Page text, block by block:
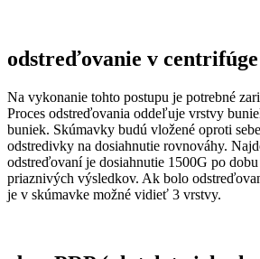
odstreďovanie v centrifúge
Na vykonanie tohto postupu je potrebné
Proces odstreďovania oddeľuje vrstvy
buniek. Skúmavky budú vložené oproti
odstredivky na dosiahnutie rovnováhy.
odstreďovaní je dosiahnutie 1500G po
priaznivých výsledkov. Ak bolo
je v skúmavke možné vidieť 3 vrstvy.